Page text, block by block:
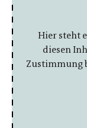
Hier steht
diesen
Zustimmung